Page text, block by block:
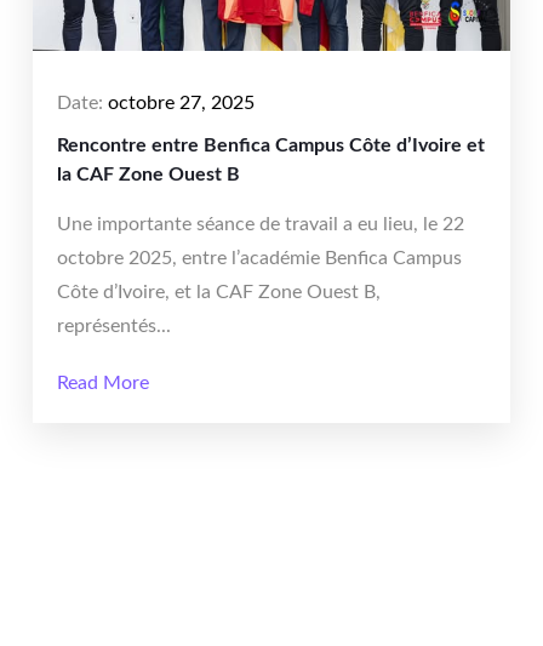
Date: octobre 27, 2025
Rencontre entre Benfica Campus Côte d’Ivoire et
la CAF Zone Ouest B
Une importante séance de travail a eu lieu, le 22
octobre 2025, entre l’académie Benfica Campus
Côte d’Ivoire, et la CAF Zone Ouest B,
représentés...
Read More